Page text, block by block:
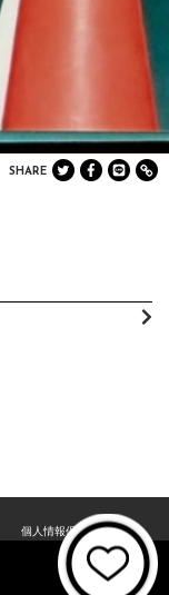
SHARE
個人情報保護方針
特商法に基づく表記